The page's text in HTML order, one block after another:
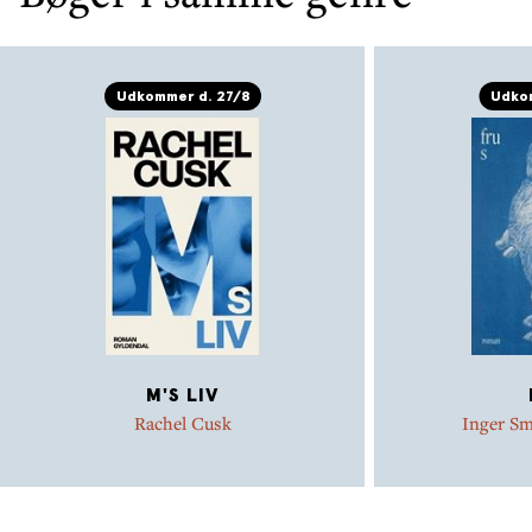
Udkommer d. 27/8
M'S LIV
Rachel Cusk Inger